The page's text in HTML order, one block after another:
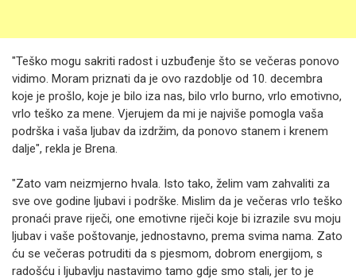
"Teško mogu sakriti radost i uzbuđenje što se večeras ponovo
vidimo. Moram priznati da je ovo razdoblje od 10. decembra
koje je prošlo, koje je bilo iza nas, bilo vrlo burno, vrlo emotivno,
vrlo teško za mene. Vjerujem da mi je najviše pomogla vaša
podrška i vaša ljubav da izdržim, da ponovo stanem i krenem
dalje", rekla je Brena.
"Zato vam neizmjerno hvala. Isto tako, želim vam zahvaliti za
sve ove godine ljubavi i podrške. Mislim da je večeras vrlo teško
pronaći prave riječi, one emotivne riječi koje bi izrazile svu moju
ljubav i vaše poštovanje, jednostavno, prema svima nama. Zato
ću se večeras potruditi da s pjesmom, dobrom energijom, s
radošću i ljubavlju nastavimo tamo gdje smo stali, jer to je